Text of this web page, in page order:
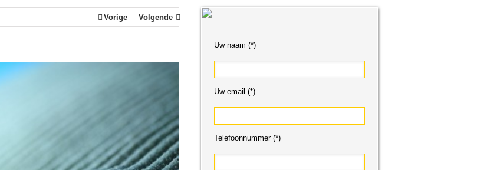
Vorige Volgende
Uw naam (*)
Uw email (*)
Telefoonnummer (*)